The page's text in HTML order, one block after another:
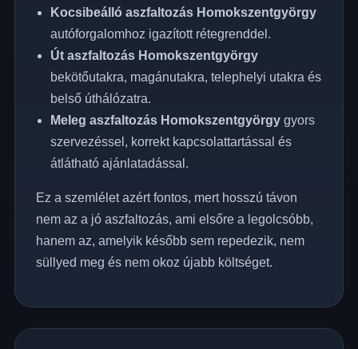
Kocsibeálló aszfaltozás Homokszentgyörgy
autóforgalomhoz igazított rétegrenddel.
Út aszfaltozás Homokszentgyörgy
bekötőutakra, magánutakra, telephelyi utakra és
belső úthálózatra.
Meleg aszfaltozás Homokszentgyörgygyors
szervezéssel, korrekt kapcsolattartással és
átlátható ajánlatadással.
Ez a szemlélet azért fontos, mert hosszú távon
nem az a jó aszfaltozás, ami elsőre a legolcsóbb,
hanem az, amelyik később sem repedezik, nem
süllyed meg és nem okoz újabb költséget.